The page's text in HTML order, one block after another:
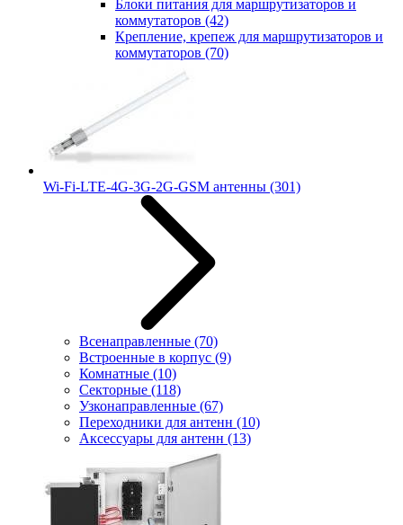
Блоки питания для маршрутизаторов и
коммутаторов (42)
Крепление, крепеж для маршрутизаторов и
коммутаторов (70)
Wi-Fi-LTE-4G-3G-2G-GSM антенны (301)
Всенаправленные (70)
Встроенные в корпус (9)
Комнатные (10)
Секторные (118)
Узконаправленные (67)
Переходники для антенн (10)
Аксессуары для антенн (13)